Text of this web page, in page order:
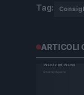
Tag:
ARTICOLI